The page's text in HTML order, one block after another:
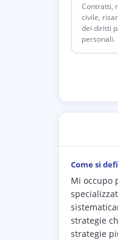
Contratti,
civile,
dei diritti
personali.
Come si
Mi occupo
strategie
strategie